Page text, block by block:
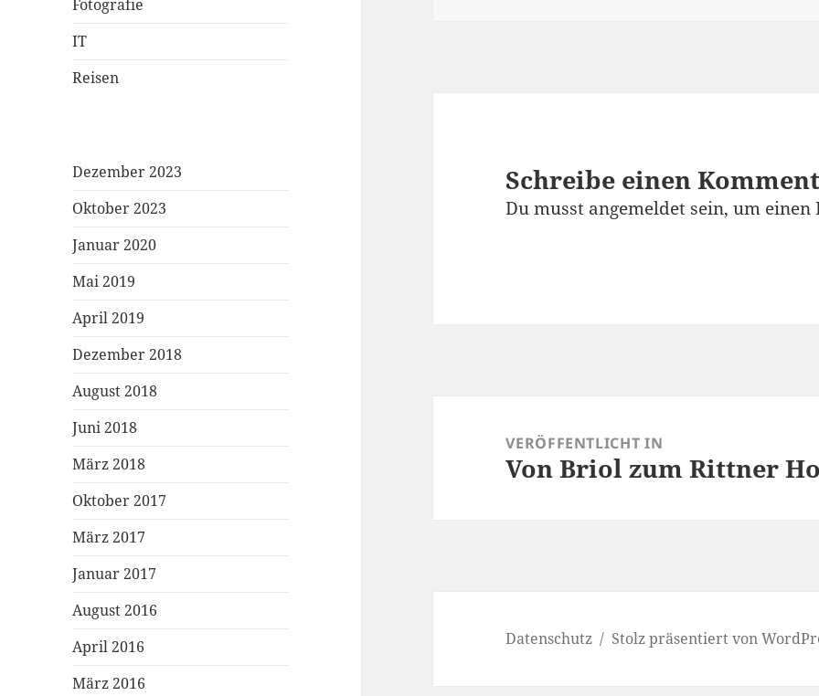
Fotografie
IT
Reisen
Dezember 2023
Oktober 2023
Januar 2020
Mai 2019
April 2019
Dezember 2018
August 2018
Juni 2018
März 2018
Oktober 2017
März 2017
Januar 2017
August 2016
April 2016
März 2016
Schreibe einen
Du musst angemeldet sein, um einen
VERÖFFENTLICHT IN
Von Briol zum Rittner
Datenschutz Stolz präsentiert von